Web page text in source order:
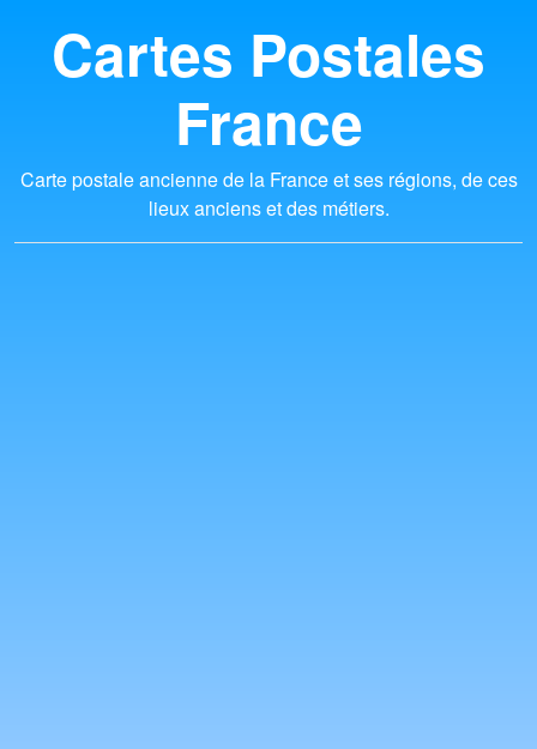
Cartes Postales
France
Carte postale ancienne de la France et ses régions, de ces
lieux anciens et des métiers.